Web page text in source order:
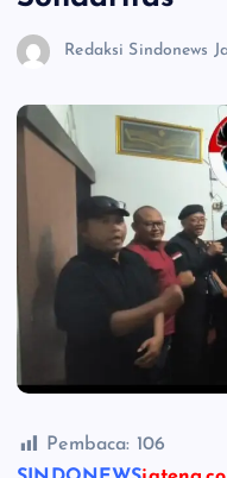
Redaksi Sindonews
Pembaca: 106